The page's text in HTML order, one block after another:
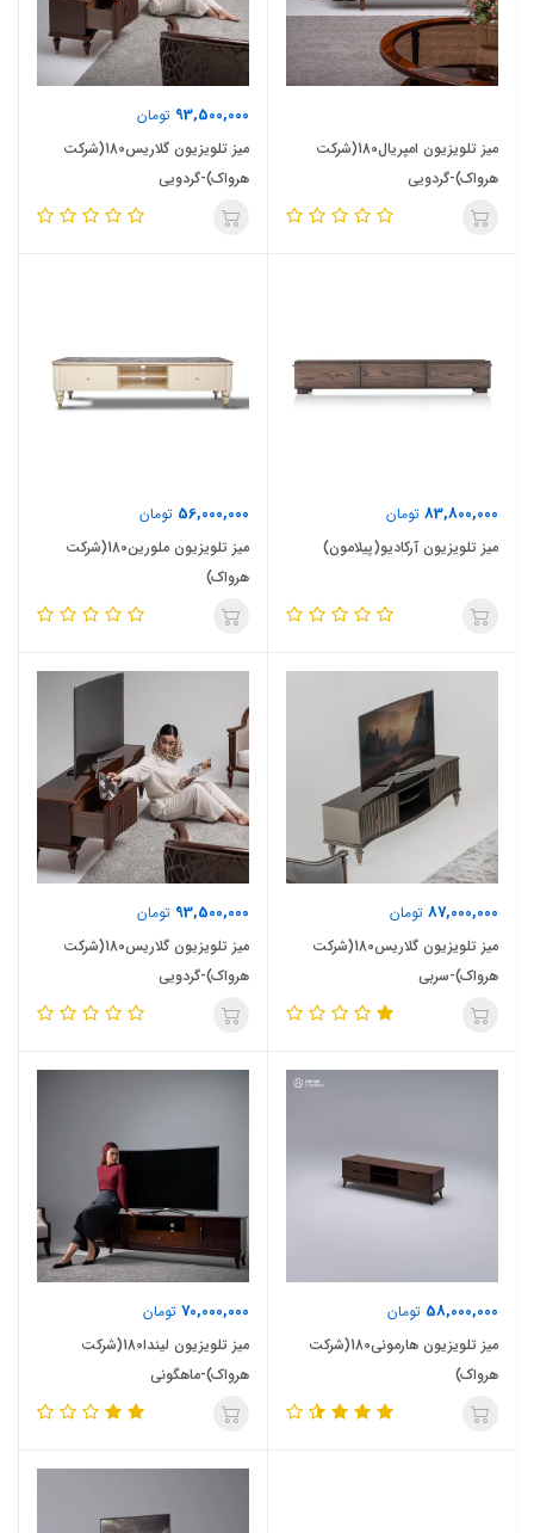
میز تلویزیون امپریال180(شرکت
هرواک)-گردویی
93,500,000 تومان
میز تلویزیون گلاریس180(شرکت
هرواک)-گردویی
83,800,000 تومان
میز تلویزیون آرکادیو(پیلامون)
56,000,000 تومان
میز تلویزیون ملورین180(شرکت
هرواک)
87,000,000 تومان
میز تلویزیون گلاریس180(شرکت
هرواک)-سربی
93,500,000 تومان
میز تلویزیون گلاریس180(شرکت
هرواک)-گردویی
58,000,000 تومان
میز تلویزیون هارمونی180(شرکت
هرواک)
70,000,000 تومان
میز تلویزیون لیندا180(شرکت
هرواک)-ماهگونی